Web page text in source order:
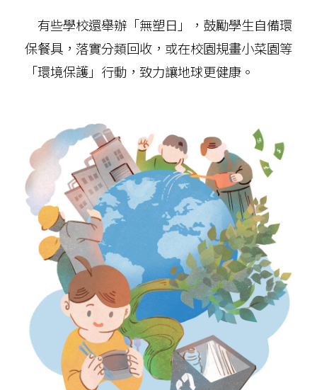
有些學校還舉辦「無塑日」，鼓勵學生自備環
保餐具，落實分類回收，或在校園規畫小菜園等
「環境保護」行動，致力讓地球更健康。